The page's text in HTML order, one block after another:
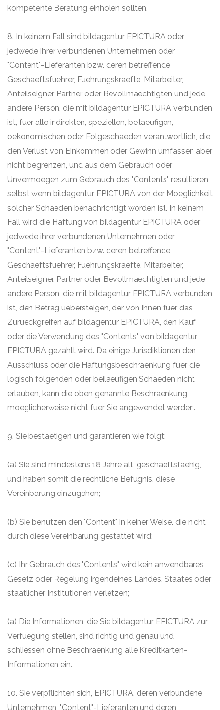
kompetente Beratung einholen sollten.
8. In keinem Fall sind bildagentur EPICTURA oder
jedwede ihrer verbundenen Unternehmen oder
"Content"-Lieferanten bzw. deren betreffende
Geschaeftsfuehrer, Fuehrungskraefte, Mitarbeiter,
Anteilseigner, Partner oder Bevollmaechtigten und jede
andere Person, die mit bildagentur EPICTURA verbunden
ist, fuer alle indirekten, speziellen, beilaeufigen,
oekonomischen oder Folgeschaeden verantwortlich, die
den Verlust von Einkommen oder Gewinn umfassen aber
nicht begrenzen, und aus dem Gebrauch oder
Unvermoegen zum Gebrauch des "Contents" resultieren,
selbst wenn bildagentur EPICTURA von der Moeglichkeit
solcher Schaeden benachrichtigt worden ist. In keinem
Fall wird die Haftung von bildagentur EPICTURA oder
jedwede ihrer verbundenen Unternehmen oder
"Content"-Lieferanten bzw. deren betreffende
Geschaeftsfuehrer, Fuehrungskraefte, Mitarbeiter,
Anteilseigner, Partner oder Bevollmaechtigten und jede
andere Person, die mit bildagentur EPICTURA verbunden
ist, den Betrag uebersteigen, der von Ihnen fuer das
Zurueckgreifen auf bildagentur EPICTURA, den Kauf
oder die Verwendung des "Contents" von bildagentur
EPICTURA gezahlt wird. Da einige Jurisdiktionen den
Ausschluss oder die Haftungsbeschraenkung fuer die
logisch folgenden oder beilaeufigen Schaeden nicht
erlauben, kann die oben genannte Beschraenkung
moeglicherweise nicht fuer Sie angewendet werden.
9. Sie bestaetigen und garantieren wie folgt:
(a) Sie sind mindestens 18 Jahre alt, geschaeftsfaehig,
und haben somit die rechtliche Befugnis, diese
Vereinbarung einzugehen;
(b) Sie benutzen den "Content" in keiner Weise, die nicht
durch diese Vereinbarung gestattet wird;
(c) Ihr Gebrauch des "Contents" wird kein anwendbares
Gesetz oder Regelung irgendeines Landes, Staates oder
staatlicher Institutionen verletzen;
(a) Die Informationen, die Sie bildagentur EPICTURA zur
Verfuegung stellen, sind richtig und genau und
schliessen ohne Beschraenkung alle Kreditkarten-
Informationen ein.
10. Sie verpflichten sich, EPICTURA, deren verbundene
Unternehmen, "Content"-Lieferanten und deren